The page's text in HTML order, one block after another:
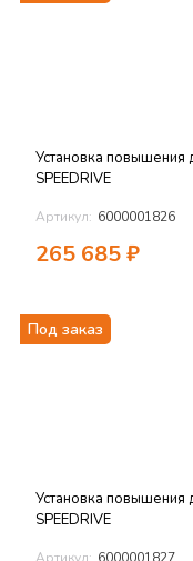
Установка повышения
SPEEDRIVE
Артикул: 6000001826
265 685₽
Под заказ
Установка повышения
SPEEDRIVE